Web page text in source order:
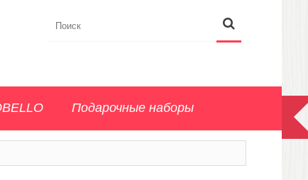
Подарочные наборы